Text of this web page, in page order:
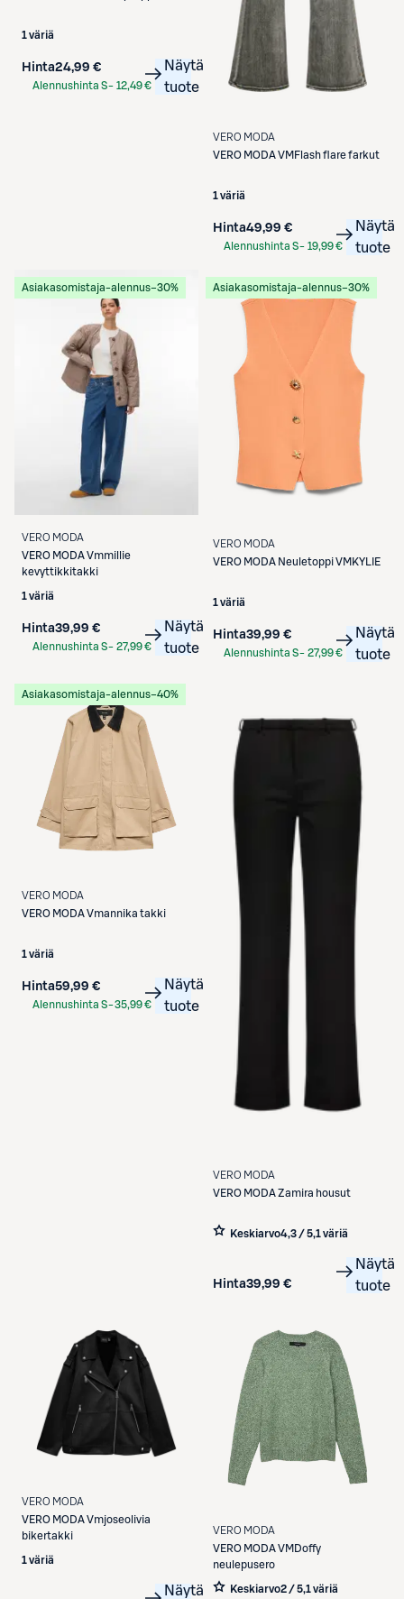
1 väriä
Hinta24,99 €
Alennushinta S- 12,49 €
Näytä
tuote
VERO MODA
VERO MODAVMFlash flare farkut
1 väriä
Hinta49,99 €
Alennushinta S- 19,99 €
Näytä
tuote
Asiakasomistaja-alennus−30%
VERO MODA
VERO MODAVmmillie
kevyttikkitakki
1 väriä
Hinta39,99 €
Alennushinta S- 27,99 €
Näytä
tuote
Asiakasomistaja-alennus−30%
VERO MODA
VERO MODA Neuletoppi VMKYLIE
1 väriä
Hinta39,99 €
Alennushinta S- 27,99 €
Näytä
tuote
Asiakasomistaja-alennus−40%
VERO MODA
VERO MODAVmannika takki
1 väriä
Hinta59,99 €
Alennushinta S-35,99 €
Näytä
tuote
VERO MODA
VERO MODAZamira housut
Keskiarvo4,3 / 5,1 väriä
Hinta39,99 €
Näytä
tuote
VERO MODA
VERO MODAVmjoseolivia
bikertakki
1 väriä
Näytä
VERO MODA
VERO MODAVMDoffy
neulepusero
Keskiarvo2 / 5,1 väriä